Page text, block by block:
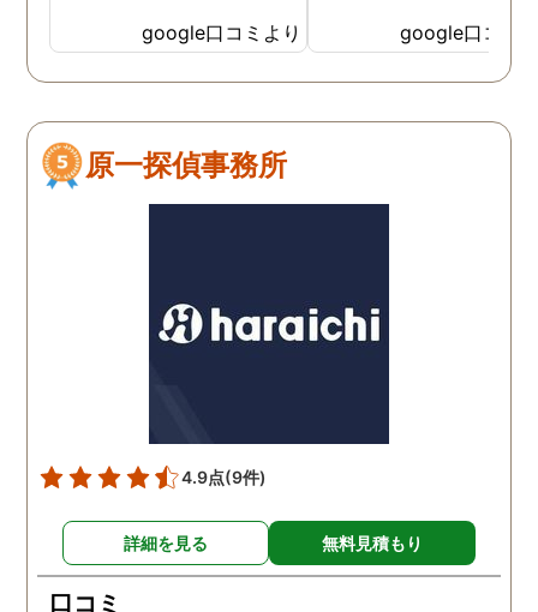
ると、何度か、私を心配し
てくださっていることが伝
わってくるLINEをいただき
みると、旭法さんの第一声
は、「奥さん、ちゃんと食
べれてますか？ちゃんと眠
とにしました。 旭法さん
は、何度も何度も私の相談
談もできなかった私を救っ
てくれたのは、紛れもなく
旭法さんです。 調査場所が
旭川市外の時もありました
が、長年の経験とプロの対
応力を持ってして、見事に
google口コミより google口コミ
原一探偵事務所
4.9点(9件)
詳細を見る 無料見積もり
口コミ